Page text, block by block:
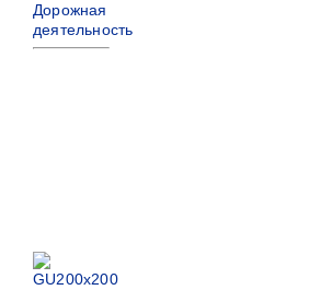
Дорожная
деятельность